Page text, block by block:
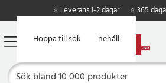
Hoppa till huvudinnehåll
Hoppa till sök
⭐ Leverans 1-2 dagar ⭐ 365